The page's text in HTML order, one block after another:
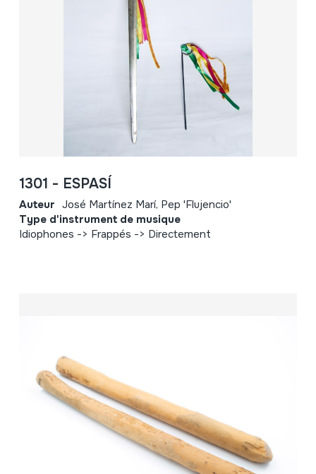
1301 - ESPASÍ
Auteur José Martínez Marí, Pep 'Flujencio'
Type d'instrument de musique
Idiophones -> Frappés -> Directement